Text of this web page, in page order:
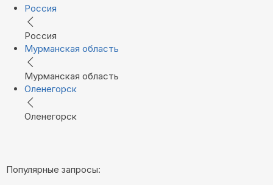
Россия
Россия
Мурманская область
Мурманская область
Оленегорск
Оленегорск
Популярные запросы: